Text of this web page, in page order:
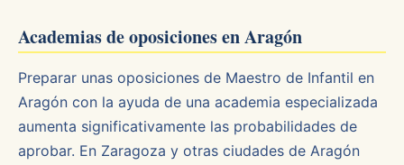
Academias de oposiciones en Aragón
Preparar unas oposiciones de Maestro de Infantil en
Aragón con la ayuda de una academia especializada
aumenta significativamente las probabilidades de
aprobar. En Zaragoza y otras ciudades de Aragón